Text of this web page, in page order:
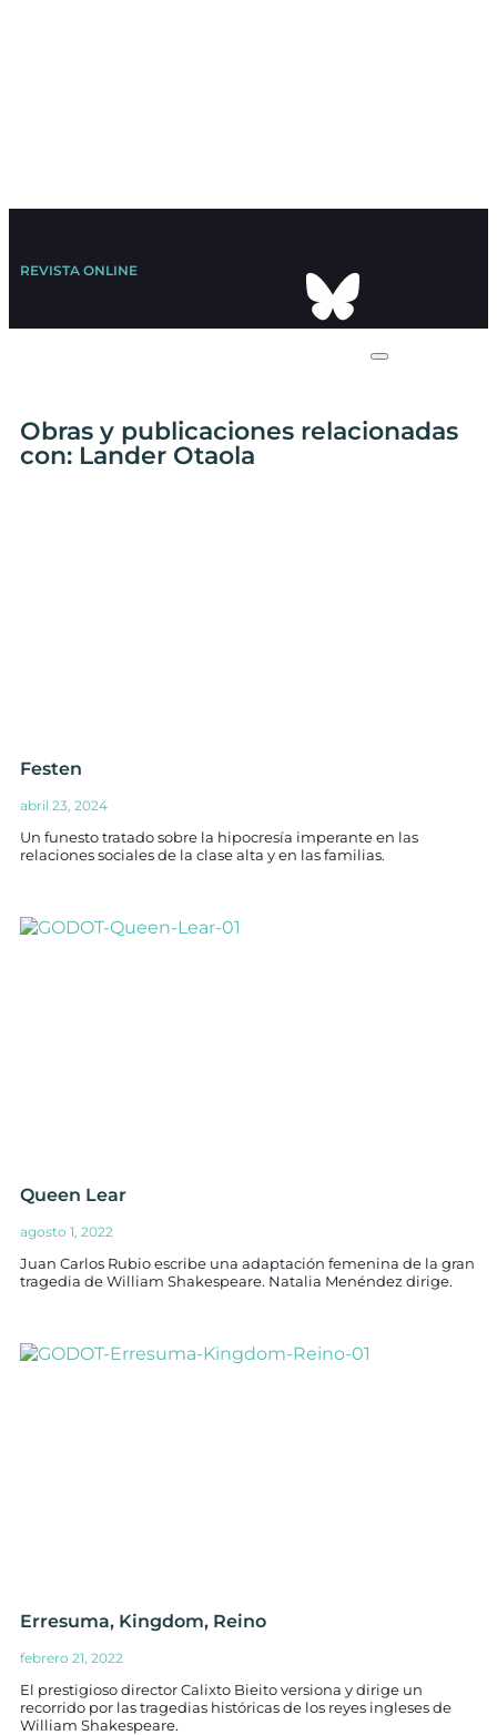
REVISTA ONLINE
Obras y publicaciones relacionadas
con: Lander Otaola
Festen
abril 23, 2024
Un funesto tratado sobre la hipocresía imperante en las
relaciones sociales de la clase alta y en las familias.
Queen Lear
agosto 1, 2022
Juan Carlos Rubio escribe una adaptación femenina de la gran
tragedia de William Shakespeare. Natalia Menéndez dirige.
Erresuma, Kingdom, Reino
febrero 21, 2022
El prestigioso director Calixto Bieito versiona y dirige un
recorrido por las tragedias históricas de los reyes ingleses de
William Shakespeare.